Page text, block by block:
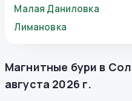
Малая Даниловка
Лимановка
Магнитные бури в
августа 2026 г.